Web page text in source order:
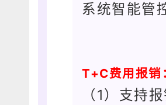
系统智能管
T+C费用报销
（1）支持